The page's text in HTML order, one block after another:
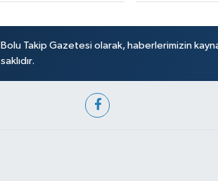
Bolu Takip Gazetesi olarak, haberlerimizin
saklıdır.